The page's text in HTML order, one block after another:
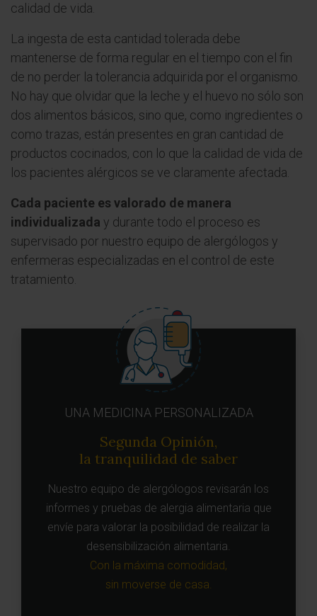
calidad de vida.
La ingesta de esta cantidad tolerada debe
mantenerse de forma regular en el tiempo con el fin
de no perder la tolerancia adquirida por el organismo.
No hay que olvidar que la leche y el huevo no sólo son
dos alimentos básicos, sino que, como ingredientes o
como trazas, están presentes en gran cantidad de
productos cocinados, con lo que la calidad de vida de
los pacientes alérgicos se ve claramente afectada.
Cada paciente es valorado de manera
individualizada y durante todo el proceso es
supervisado por nuestro equipo de alergólogos y
enfermeras especializadas en el control de este
tratamiento.
UNA MEDICINA PERSONALIZADA
Segunda Opinión,
la tranquilidad de saber
Nuestro equipo de alergólogos revisarán los
informes y pruebas de alergia alimentaria que
envíe para valorar la posibilidad de realizar la
desensibilización alimentaria.
Con la máxima comodidad,
sin moverse de casa.